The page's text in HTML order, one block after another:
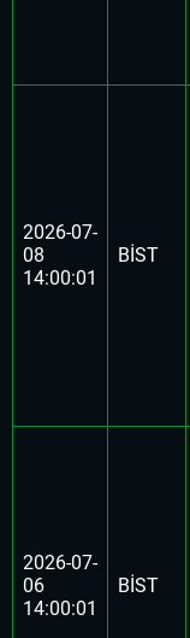
2026-07-
08
14:00:01
BİST
2026-07-
06
14:00:01
BİST